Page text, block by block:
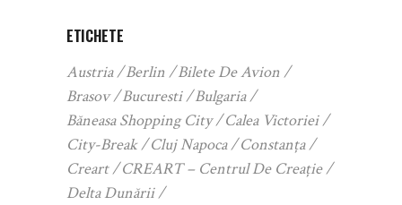
ETICHETE
Austria Berlin
Bilete De Avion
Brasov
Bucuresti
Bulgaria
Băneasa Shopping City
Calea Victoriei
City-Break
Cluj Napoca
Constanța
Creart
CREART – Centrul De Creație
Delta Dunării